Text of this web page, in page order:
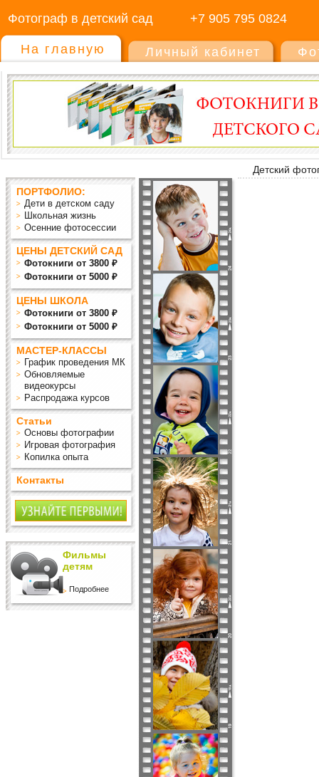
Фотограф в детский сад +7 905 795 0824
На главную Личный кабинет
Детский
ПОРТФОЛИО:
Дети в детском саду
Школьная жизнь
Осенние фотосессии
ЦЕНЫ ДЕТСКИЙ САД
Фотокниги от 3800 ₽
Фотокниги от 5000 ₽
ЦЕНЫ ШКОЛА
Фотокниги от 3800 ₽
Фотокниги от 5000 ₽
МАСТЕР-КЛАССЫ
График проведения МК
Обновляемые
видеокурсы
Распродажа курсов
Статьи
Основы фотографии
Игровая фотография
Копилка опыта
Контакты
Фильмы
детям
Подробнее